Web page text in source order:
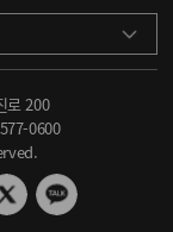
로 200
0600